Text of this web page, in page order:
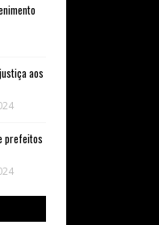
aos
prefeitos